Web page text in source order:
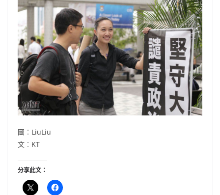
圖︰LiuLiu
文︰KT
分享此文：